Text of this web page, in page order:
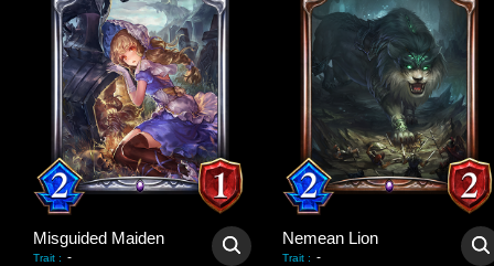
Misguided Maiden
Trait : -
Nemean Lion
Trait : -